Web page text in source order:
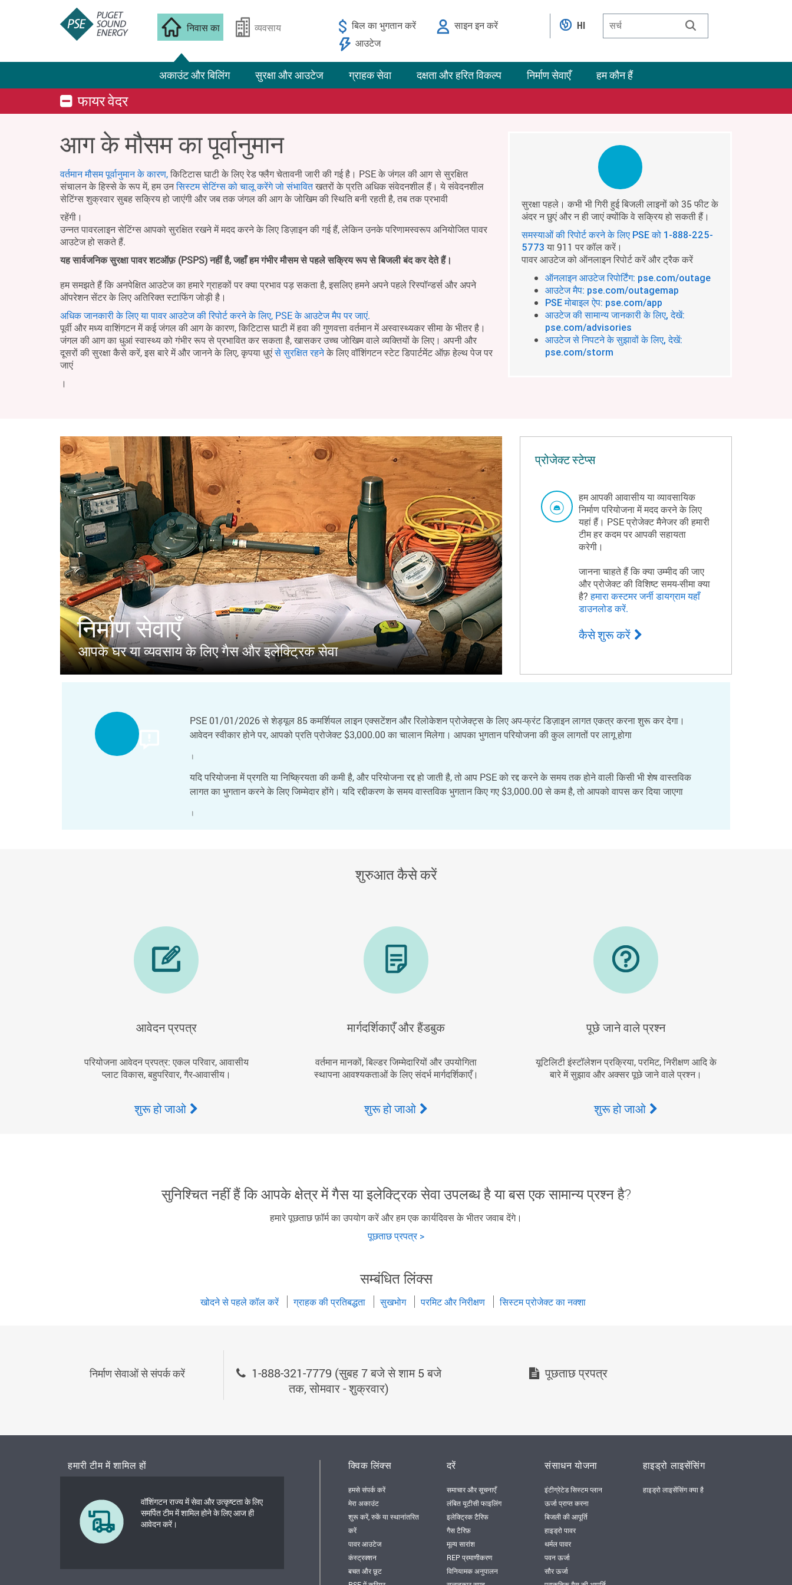
निवास का
अकाउंट और बिलिंग सुरक्षा और आउटेज ग्राहक सेवा दक्षता और हरित विकल्प निर्माण सेवाएँ हम कौन हैं
व्यवसाय बिल का भुगतान करें
साइन इन करें
आउटेज
HI
फायर वेदर
आग के मौसम का पूर्वानुमान
वर्तमान मौसम पूर्वानुमान के कारण,किटिटास घाटी के लिए रेड फ्लैग चेतावनी जारी की गई है। PSE के जंगल की आग से सुरक्षित
संचालन के हिस्से के रूप में, हम उनसिस्टम सेटिंग्स को चालू करेंगे जो संभावितखतरों के प्रति अधिक संवेदनशील हैं। ये संवेदनशील
सेटिंग्स शुक्रवार सुबह सक्रिय हो जाएंगी और जब तक जंगल की आग के जोखिम की स्थिति बनी रहती है, तब तक प्रभावी
रहेंगी।
उन्नत पावरलाइन सेटिंग्स आपको सुरक्षित रखने में मदद करने के लिए डिज़ाइन की गई हैं, लेकिन उनके परिणामस्वरूप अनियोजित पावर
आउटेज हो सकते हैं.
यह सार्वजनिक सुरक्षा पावर शटऑफ़ (PSPS) नहीं है, जहाँ हम गंभीर मौसम से पहले सक्रिय रूप से बिजली बंद कर देते हैं।
हम समझते हैं कि अनपेक्षित आउटेज का हमारे ग्राहकों पर क्या प्रभाव पड़ सकता है, इसलिए हमने अपने पहले रिस्पॉन्डर्स और अपने
ऑपरेशन सेंटर के लिए अतिरिक्त स्टाफिंग जोड़ी है।
अधिक जानकारी के लिए या पावर आउटेज की रिपोर्ट करने के लिए, PSE के आउटेज मैप पर जाएं.
पूर्वी और मध्य वाशिंगटन में कई जंगल की आग के कारण, किटिटास घाटी में हवा की गुणवत्ता वर्तमान में अस्वास्थ्यकर सीमा के भीतर है।
जंगल की आग का धुआं स्वास्थ्य को गंभीर रूप से प्रभावित कर सकता है, खासकर उच्च जोखिम वाले व्यक्तियों के लिए। अपनी और
दूसरों की सुरक्षा कैसे करें, इस बारे में और जानने के लिए, कृपया धुएंसे सुरक्षित रहनेके लिए वॉशिंगटन स्टेट डिपार्टमेंट ऑफ़ हेल्थ पेज पर
जाएं
।
सुरक्षा पहले। कभी भी गिरी हुई बिजली लाइनों को 35 फीट के
अंदर न छुएं और न ही जाएं क्योंकि वे सक्रिय हो सकती हैं।
समस्याओं की रिपोर्ट करने के लिए PSE को 1-888-225-
5773 या 911 पर कॉल करें।
पावर आउटेज को ऑनलाइन रिपोर्ट करें और ट्रैक करें
ऑनलाइन आउटेज रिपोर्टिंग: pse.com/outage
आउटेज मैप: pse.com/outagemap
PSE मोबाइल ऐप: pse.com/app
आउटेज की सामान्य जानकारी के लिए, देखें:
pse.com/advisories
आउटेज से निपटने के सुझावों के लिए, देखें:
pse.com/storm
निर्माण सेवाएँ
आपके घर या व्यवसाय के लिए गैस और इलेक्ट्रिक सेवा
प्रोजेक्ट स्टेप्स
हम आपकी आवासीय या व्यावसायिक
निर्माण परियोजना में मदद करने के लिए
यहां हैं। PSE प्रोजेक्ट मैनेजर की हमारी
टीम हर कदम पर आपकी सहायता
करेगी।
जानना चाहते हैं कि क्या उम्मीद की जाए
और प्रोजेक्ट की विशिष्ट समय-सीमा क्या
है?हमारा कस्टमर जर्नी डायग्राम यहाँ
डाउनलोड करें.
कैसे शुरू करें
PSE 01/01/2026 से शेड्यूल 85 कमर्शियल लाइन एक्सटेंशन और रिलोकेशन प्रोजेक्ट्स के लिए अप-फ्रंट डिज़ाइन लागत एकत्र करना शुरू कर देगा।
आवेदन स्वीकार होने पर, आपको प्रति प्रोजेक्ट $3,000.00 का चालान मिलेगा। आपका भुगतान परियोजना की कुल लागतों पर लागू होगा
।
यदि परियोजना में प्रगति या निष्क्रियता की कमी है, और परियोजना रद्द हो जाती है, तो आप PSE को रद्द करने के समय तक होने वाली किसी भी शेष वास्तविक
लागत का भुगतान करने के लिए जिम्मेदार होंगे। यदि रद्दीकरण के समय वास्तविक भुगतान किए गए $3,000.00 से कम है, तो आपको वापस कर दिया जाएगा
।
शुरुआत कैसे करें
आवेदन प्रपत्र
परियोजना आवेदन प्रपत्र: एकल परिवार, आवासीय
प्लाट विकास, बहुपरिवार, गैर-आवासीय।
शुरू हो जाओ
मार्गदर्शिकाएँ और हैंडबुक
वर्तमान मानकों, बिल्डर जिम्मेदारियों और उपयोगिता
स्थापना आवश्यकताओं के लिए संदर्भ मार्गदर्शिकाएँ।
शुरू हो जाओ
पूछे जाने वाले प्रश्न
यूटिलिटी इंस्टॉलेशन प्रक्रिया, परमिट, निरीक्षण आदि के
बारे में सुझाव और अक्सर पूछे जाने वाले प्रश्न।
शुरू हो जाओ
सुनिश्चित नहीं हैं कि आपके क्षेत्र में गैस या इलेक्ट्रिक सेवा उपलब्ध है या बस एक सामान्य प्रश्न है?
हमारे पूछताछ फ़ॉर्म का उपयोग करें और हम एक कार्यदिवस के भीतर जवाब देंगे।
पूछताछ प्रपत्र >
सम्बंधित लिंक्स
खोदने से पहले कॉल करें ग्राहक की प्रतिबद्धता सुखभोग परमिट और निरीक्षण सिस्टम प्रोजेक्ट का नक्शा
निर्माण सेवाओं से संपर्क करें
1-888-321-7779 (सुबह 7 बजे से शाम 5 बजे
तक, सोमवार - शुक्रवार)
पूछताछ प्रपत्र
हमारी टीम में शामिल हों
वॉशिंगटन राज्य में सेवा और उत्कृष्टता के लिए
समर्पित टीम में शामिल होने के लिए आज ही
आवेदन करें।
क्विक लिंक्स
हमसे संपर्क करें
मेरा अकाउंट
शुरू करें, रुकें या स्थानांतरित
करें
पावर आउटेज
कंस्ट्रक्शन
बचत और छूट
दरें
समाचार और सूचनाएँ
लंबित यूटीसी फाइलिंग
इलेक्ट्रिक टैरिफ
गैस टैरिफ़
मूल्य सारांश
REP प्रमाणीकरण
विनियामक अनुपालन
संसाधन योजना
इंटीग्रेटेड सिस्टम प्लान
ऊर्जा प्राप्त करना
बिजली की आपूर्ति
हाइड्रो पावर
थर्मल पावर
पवन ऊर्जा
सौर ऊर्जा
हाइड्रो लाइसेंसिंग
हाइड्रो लाइसेंसिंग क्या है